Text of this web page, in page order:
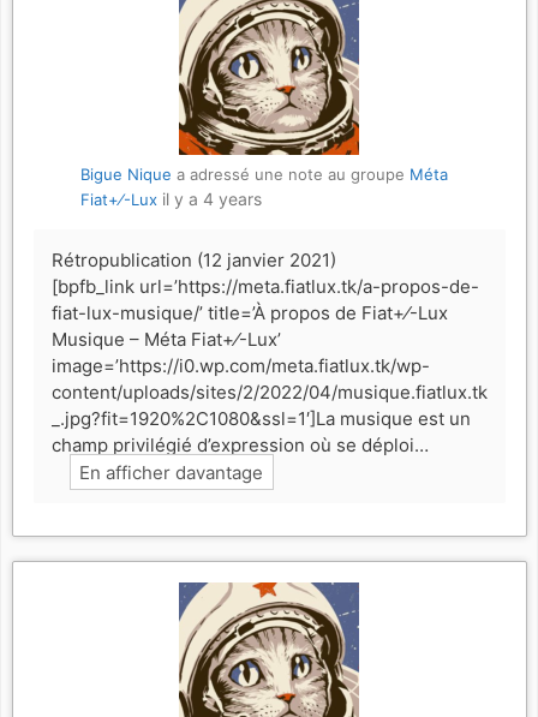
Bigue Nique a adressé une note au groupe Méta
Fiat+⁄-Lux il y a 4 years
Rétropublication (12 janvier 2021)
[bpfb_link url=’https://meta.fiatlux.tk/a-propos-de-
fiat-lux-musique/’ title=’À propos de Fiat+⁄-Lux
Musique – Méta Fiat+⁄-Lux’
image=’https://i0.wp.com/meta.fiatlux.tk/wp-
content/uploads/sites/2/2022/04/musique.fiatlux.tk
_.jpg?fit=1920%2C1080&ssl=1′]La musique est un
champ privilégié d’expression où se déploi…
En afficher davantage